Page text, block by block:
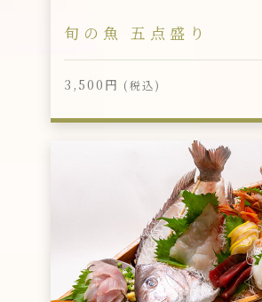
旬の魚 五点盛り
3,500円 (税込)